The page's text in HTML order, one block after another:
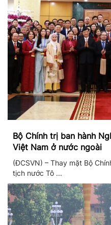
Bộ Chính trị ban hành
Việt Nam ở nước ngoài
(ĐCSVN) – Thay mặt Bộ
tịch nước Tô ...